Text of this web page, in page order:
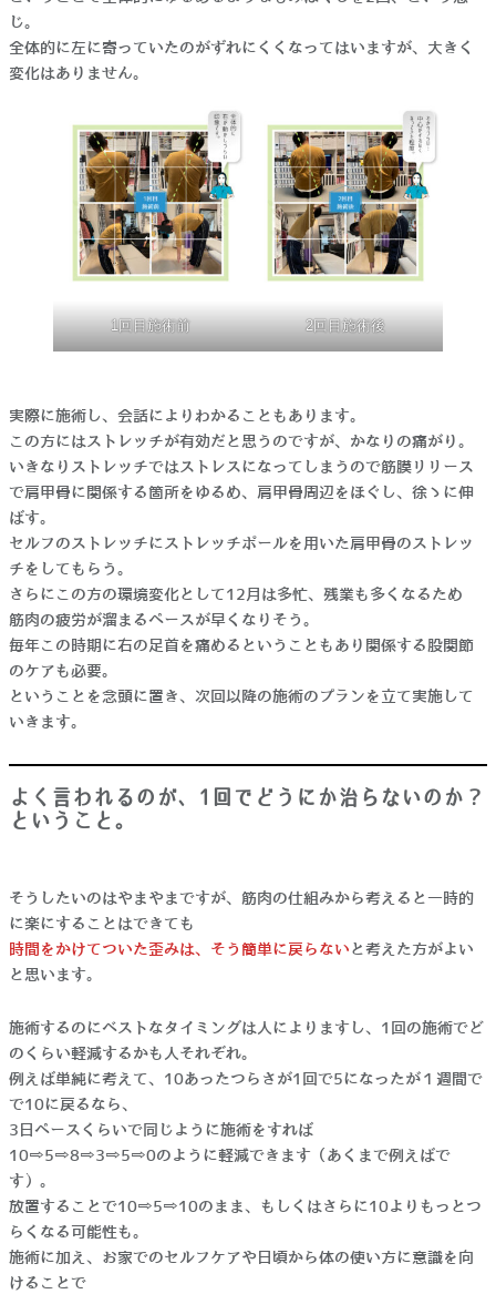
じ。
全体的に左に寄っていたのがずれにくくなってはいますが、大きく
変化はありません。
1回目施術前 2回目施術後
実際に施術し、会話によりわかることもあります。
この方にはストレッチが有効だと思うのですが、かなりの痛がり。
いきなりストレッチではストレスになってしまうので筋膜リリース
で肩甲骨に関係する箇所をゆるめ、肩甲骨周辺をほぐし、徐々に伸
ばす。
セルフのストレッチにストレッチポールを用いた肩甲骨のストレッ
チをしてもらう。
さらにこの方の環境変化として12月は多忙、残業も多くなるため
筋肉の疲労が溜まるペースが早くなりそう。
毎年この時期に右の足首を痛めるということもあり関係する股関節
のケアも必要。
ということを念頭に置き、次回以降の施術のプランを立て実施して
いきます。
よく言われるのが、1回でどうにか治らないのか？
ということ。
そうしたいのはやまやまですが、筋肉の仕組みから考えると一時的
に楽にすることはできても
時間をかけてついた歪みは、そう簡単に戻らないと考えた方がよい
と思います。
施術するのにベストなタイミングは人によりますし、1回の施術でど
のくらい軽減するかも人それぞれ。
例えば単純に考えて、10あったつらさが1回で5になったが１週間で
で10に戻るなら、
3日ペースくらいで同じように施術をすれば
10⇨5⇨8⇨3⇨5⇨0のように軽減できます（あくまで例えばで
す）。
放置することで10⇨5⇨10のまま、もしくはさらに10よりもっとつ
らくなる可能性も。
施術に加え、お家でのセルフケアや日頃から体の使い方に意識を向
けることで